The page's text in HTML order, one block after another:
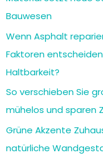
Bauwesen
Wenn Asphalt
Faktoren
Haltbarkeit?
So verschieben Sie
mühelos und sparen
Grüne Akzente
natürliche